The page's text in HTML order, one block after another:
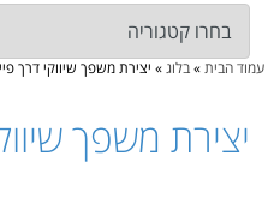
עמוד הבית»בלוג» יצירת משפך שיווקי דרך
יצירת משפך